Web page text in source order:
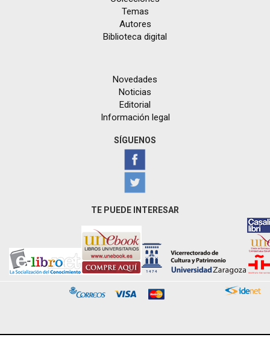
Temas
Autores
Biblioteca digital
Novedades
Noticias
Editorial
Información legal
SÍGUENOS
TE PUEDE INTERESAR